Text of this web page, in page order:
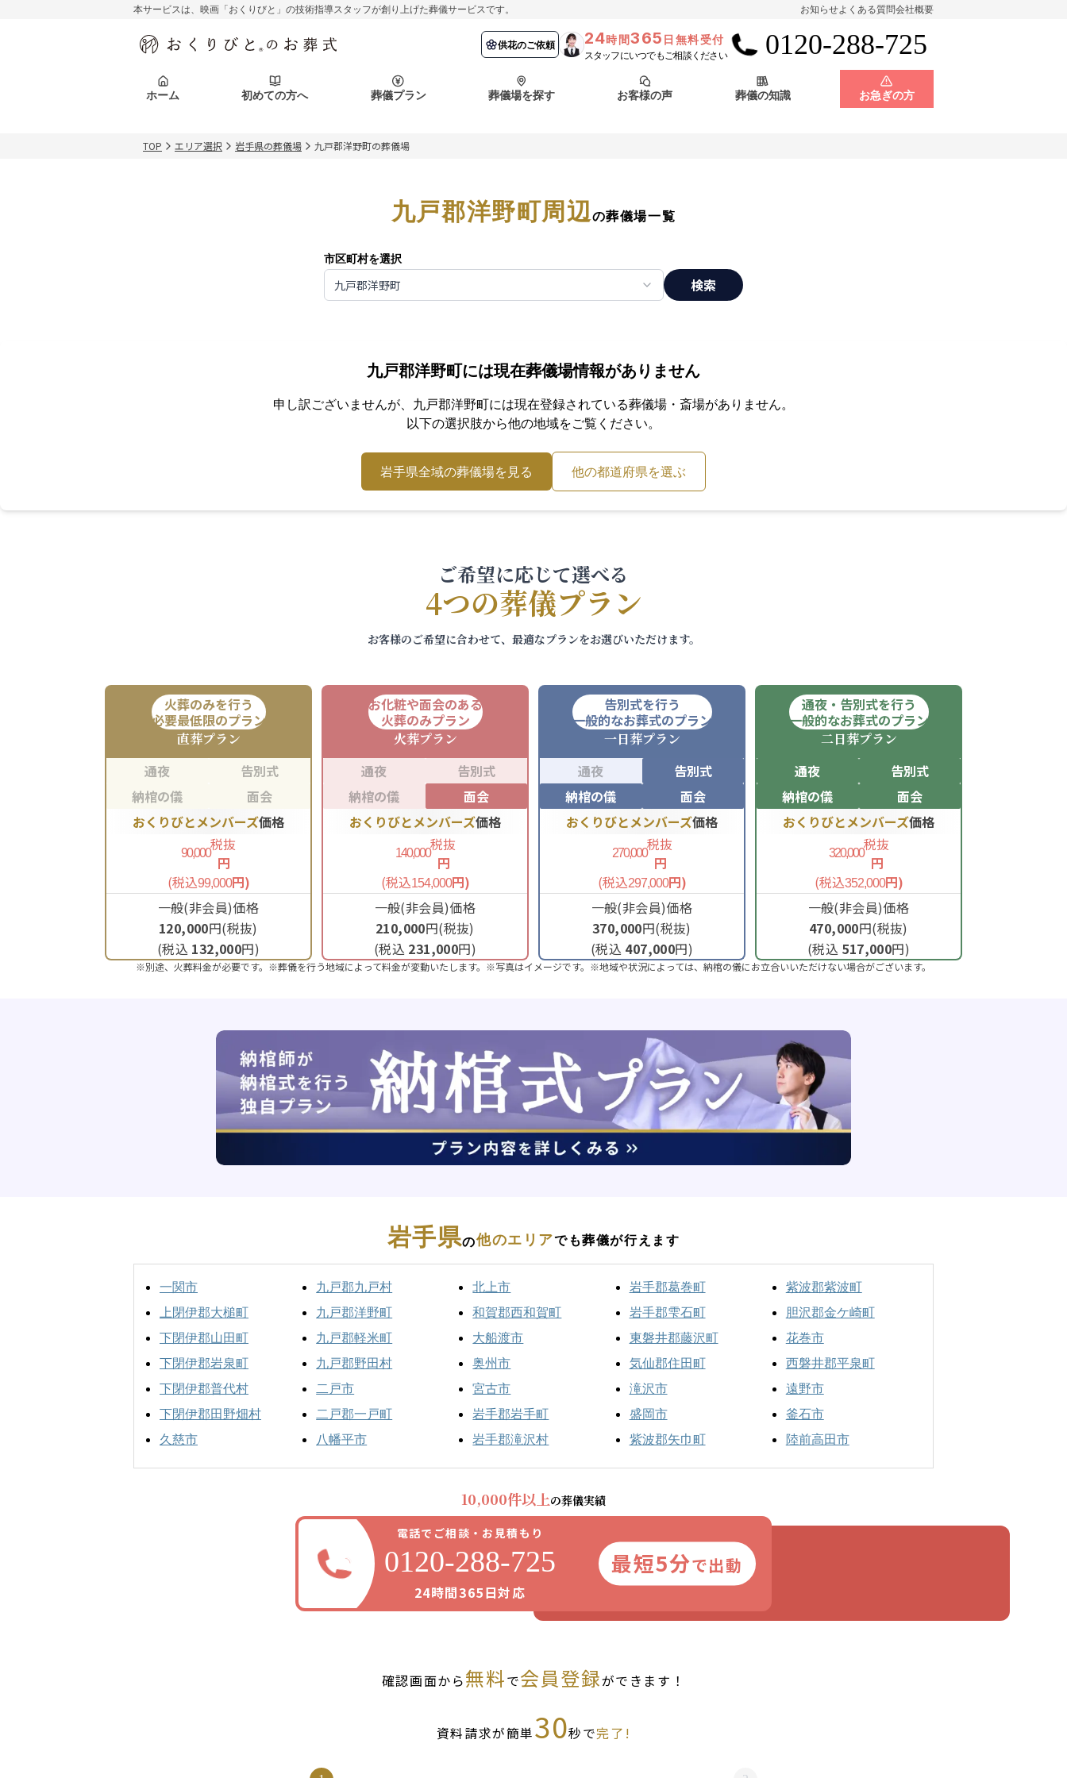
本サービスは、映画「おくりびと」の技術指導スタッフが創り上げた葬儀サービスです。 お知らせよくある質問会社概要
供花のご依頼 24時間365 日無料受付
スタッフにいつでもご相談ください 0120-288-725
ホーム 初めての方へ
初めての方へ 初めての方へ
葬儀プラン 葬儀場を探す
関東エリア 東京都
函館市
お客様の声
お客様の声 ご葬儀事例
葬儀の知識
葬儀の知識 葬儀の知識
お急ぎの方
初めての方へ 初めての方へ 納棺の儀とは？ 葬儀の流れ 会員制度
会社を知る スタッフ一覧
関東エリア 東京都 埼玉県 千葉県 神奈川県
北海道エリア 札幌市
お客様の声 ご葬儀事例 お客様の声 よくある質問
葬儀の知識 葬儀の知識 供花のご依頼
TOP エリア選択 岩手県の葬儀場 九戸郡洋野町の葬儀場
九戸郡洋野町周辺 の葬儀場一覧
市区町村を選択
九戸郡洋野町 検索
九戸郡洋野町には現在葬儀場情報がありません
申し訳ございませんが、 九戸郡洋野町には現在登録されている葬儀場・斎場がありません。
以下の選択肢から他の地域をご覧ください。
岩手県全域の葬儀場を見る 他の都道府県を選ぶ
ご希望に応じて選べる
4つの葬儀プラン
お客様のご希望に合わせて、最適なプランをお選びいただけます。
火葬のみを行う
必要最低限のプラン
直葬プラン
通夜
告別式
納棺の儀
面会
おくりびとメンバーズ価格
90,000税抜
円
(税込99,000円)
一般(非会員)価格
120,000円(税抜)
(税込 132,000円)
お化粧や面会のある
火葬のみプラン
火葬プラン
通夜
告別式
納棺の儀
面会
おくりびとメンバーズ価格
140,000税抜
円
(税込154,000円)
一般(非会員)価格
210,000円(税抜)
(税込 231,000円)
告別式を行う
一般的なお葬式のプラン
一日葬プラン
通夜
告別式
納棺の儀
面会
おくりびとメンバーズ価格
270,000税抜
円
(税込297,000円)
一般(非会員)価格
370,000円(税抜)
(税込 407,000円)
通夜・告別式を行う
一般的なお葬式のプラン
二日葬プラン
通夜
告別式
納棺の儀
面会
おくりびとメンバーズ価格
320,000税抜
円
(税込352,000円)
一般(非会員)価格
470,000円(税抜)
(税込 517,000円)
※別途、火葬料金が必要です。※葬儀を行う地域によって料金が変動いたします。※写真はイメージです。※地域や状況によっては、納棺の儀にお立合いいただけない場合がございます。
岩手県の他のエリアでも葬儀が行えます
一関市
上閉伊郡大槌町
下閉伊郡山田町
下閉伊郡岩泉町
下閉伊郡普代村
下閉伊郡田野畑村
久慈市
九戸郡九戸村
九戸郡洋野町
九戸郡軽米町
九戸郡野田村
二戸市
二戸郡一戸町
八幡平市
北上市
和賀郡西和賀町
大船渡市
奥州市
宮古市
岩手郡岩手町
岩手郡滝沢村
岩手郡葛巻町
岩手郡雫石町
東磐井郡藤沢町
気仙郡住田町
滝沢市
盛岡市
紫波郡矢巾町
紫波郡紫波町
胆沢郡金ケ崎町
花巻市
西磐井郡平泉町
遠野市
釜石市
陸前高田市
10,000件以上の葬儀実績
電話でご相談・お見積もり
0120-288-725
24時間365日対応
最短5分で出動
確認画面から無料で会員登録ができます！
資料請求が簡単30秒で完了!